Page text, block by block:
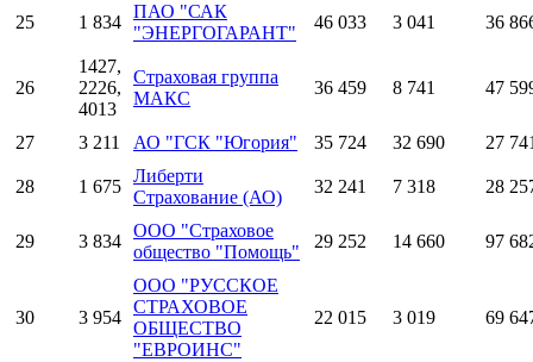
25 1 834
ПАО "САК
"ЭНЕРГОГАРАНТ"
46 033 3 041 36
26
1427,
2226,
4013
Страховая группа
МАКС
36 459 8 741 47
27 3 211 АО "ГСК "Югория" 35 724 32 690 27
28 1 675
Либерти
Страхование (АО)
32 241 7 318 28
29 3 834
ООО "Страховое
общество "Помощь"
29 252 14 660 97
30 3 954
ООО "РУССКОЕ
СТРАХОВОЕ
ОБЩЕСТВО
"ЕВРОИНС"
22 015 3 019 69